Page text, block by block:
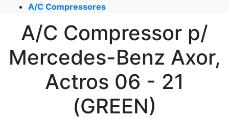
A/C Compressores
A/C Compressor p/
Mercedes-Benz Axor,
Actros 06 - 21
(GREEN)